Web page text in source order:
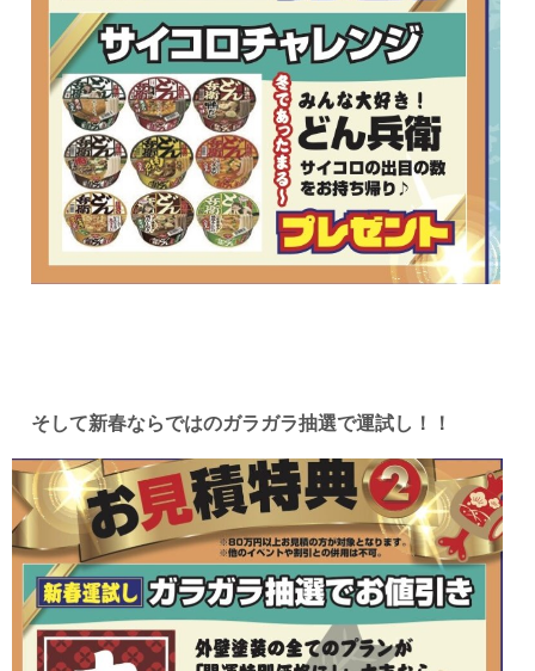
そして新春ならではのガラガラ抽選で運試し！！